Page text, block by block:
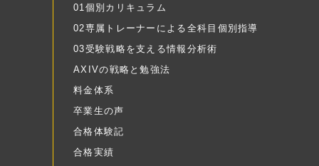
01個別カリキュラム
02専属トレーナーによる全科目個別指導
03受験戦略を支える情報分析術
AXIVの戦略と勉強法
料金体系
卒業生の声
合格体験記
合格実績